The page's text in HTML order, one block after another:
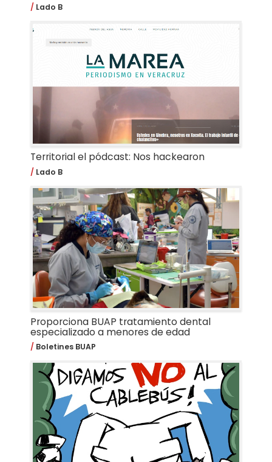
Lado B
Territorial el pódcast: Nos hackearon
Lado B
Proporciona BUAP tratamiento dental
especializado a menores de edad
Boletines BUAP